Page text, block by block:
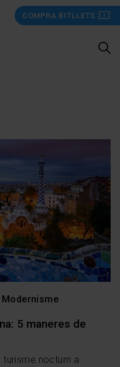
COMPRA BITLLETS
Modernisme
5 maneres de
nocturn a